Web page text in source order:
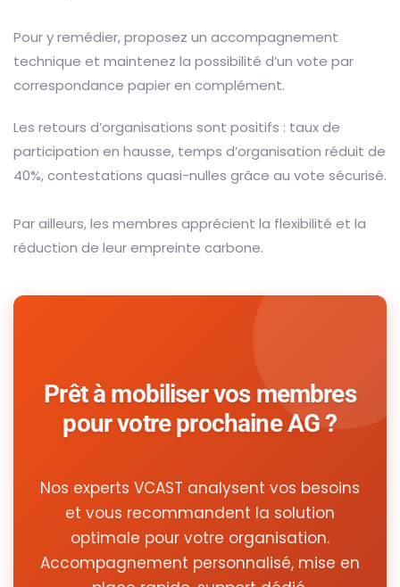
Pour y remédier, proposez un accompagnement
technique et maintenez la possibilité d’un vote par
correspondance papier en complément.
Les retours d’organisations sont positifs : taux de
participation en hausse, temps d’organisation réduit de
40%, contestations quasi-nulles grâce au vote sécurisé.
Par ailleurs, les membres apprécient la flexibilité et la
réduction de leur empreinte carbone.
Prêt à mobiliser vos membres
pour votre prochaine AG ?
Nos experts VCAST analysent vos besoins
et vous recommandent la solution
optimale pour votre organisation.
Accompagnement personnalisé, mise en